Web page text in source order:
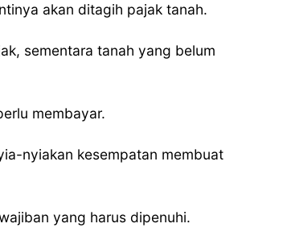
akan ditagih pajak tanah.
sementara tanah yang belum
membayar.
nyiakan kesempatan membuat
yang harus dipenuhi.